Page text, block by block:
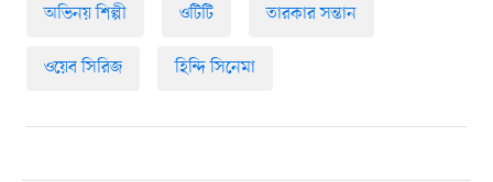
অভিনয় শিল্পী ওটিটি তারকার সন্তান
ওয়েব সিরিজ হিন্দি সিনেমা